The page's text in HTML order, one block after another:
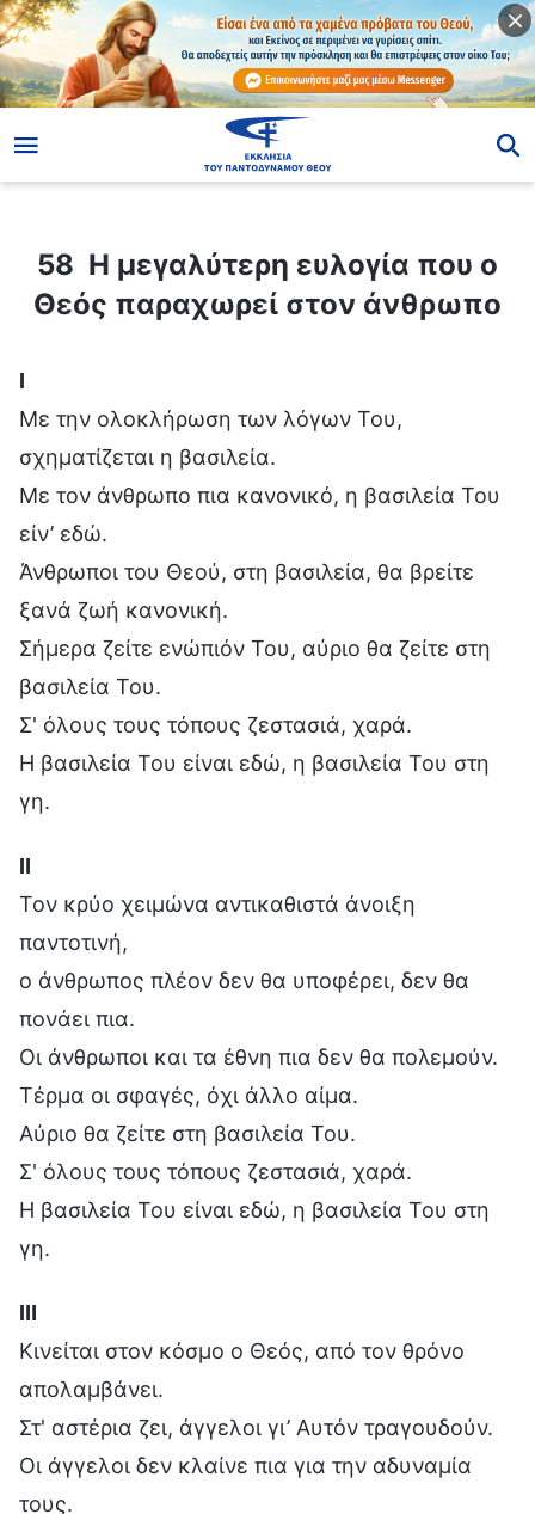
58 Η μεγαλύτερη ευλογία που ο
Θεός παραχωρεί στον άνθρωπο
Ⅰ
Με την ολοκλήρωση των λόγων Του,
σχηματίζεται η βασιλεία.
Με τον άνθρωπο πια κανονικό, η βασιλεία Του
είν’ εδώ.
Άνθρωποι του Θεού, στη βασιλεία, θα βρείτε
ξανά ζωή κανονική.
Σήμερα ζείτε ενώπιόν Του, αύριο θα ζείτε στη
βασιλεία Του.
Σ' όλους τους τόπους ζεστασιά, χαρά.
Η βασιλεία Του είναι εδώ, η βασιλεία Του στη
γη.
Ⅱ
Τον κρύο χειμώνα αντικαθιστά άνοιξη
παντοτινή,
ο άνθρωπος πλέον δεν θα υποφέρει, δεν θα
πονάει πια.
Οι άνθρωποι και τα έθνη πια δεν θα πολεμούν.
Τέρμα οι σφαγές, όχι άλλο αίμα.
Αύριο θα ζείτε στη βασιλεία Του.
Σ' όλους τους τόπους ζεστασιά, χαρά.
Η βασιλεία Του είναι εδώ, η βασιλεία Του στη
γη.
Ⅲ
Κινείται στον κόσμο ο Θεός, από τον θρόνο
απολαμβάνει.
Στ' αστέρια ζει, άγγελοι γι’ Αυτόν τραγουδούν.
Οι άγγελοι δεν κλαίνε πια για την αδυναμία
τους.